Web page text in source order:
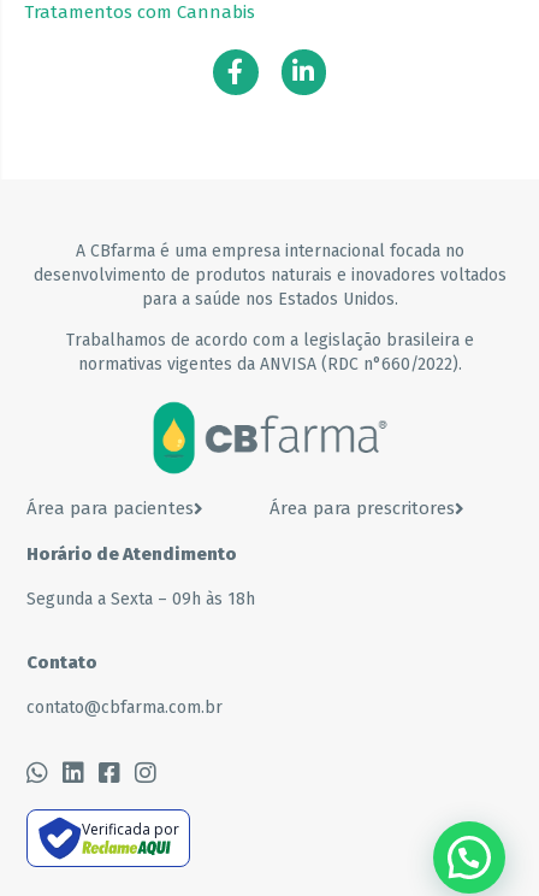
Tratamentos com Cannabis
A CBfarma é uma empresa internacional focada no
desenvolvimento de produtos naturais e inovadores voltados
para a saúde nos Estados Unidos.
Trabalhamos de acordo com a legislação brasileira e
normativas vigentes da ANVISA (RDC n°660/2022).
Área para pacientes Área para prescritores
Horário de Atendimento
Segunda a Sexta – 09h às 18h
Contato
contato@cbfarma.com.br
Verificada por